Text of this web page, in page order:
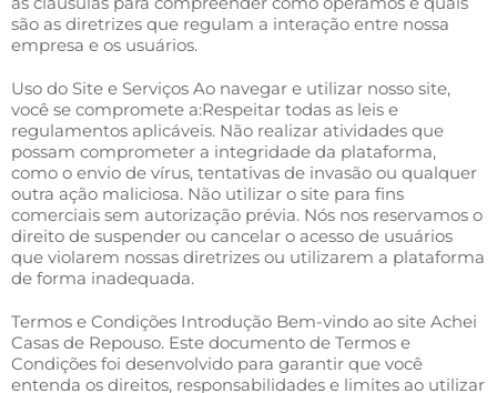
são as diretrizes que regulam a interação entre nossa
empresa e os usuários.
Uso do Site e Serviços Ao navegar e utilizar nosso site,
você se compromete a:Respeitar todas as leis e
regulamentos aplicáveis. Não realizar atividades que
possam comprometer a integridade da plataforma,
como o envio de vírus, tentativas de invasão ou qualquer
outra ação maliciosa. Não utilizar o site para fins
comerciais sem autorização prévia. Nós nos reservamos o
direito de suspender ou cancelar o acesso de usuários
que violarem nossas diretrizes ou utilizarem a plataforma
de forma inadequada.
Termos e Condições Introdução Bem-vindo ao site Achei
Casas de Repouso. Este documento de Termos e
Condições foi desenvolvido para garantir que você
entenda os direitos, responsabilidades e limites ao utilizar